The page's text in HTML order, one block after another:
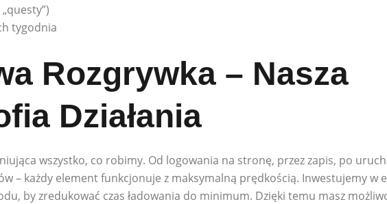
tygodnia
Rozgrywka – Nasza
Działania
wszystko, co robimy. Od logowania na stronę, przez zapis, po
– każdy element funkcjonuje z maksymalną prędkością. Inwestujemy w
by zredukować czas ładowania do minimum. Dzięki temu masz